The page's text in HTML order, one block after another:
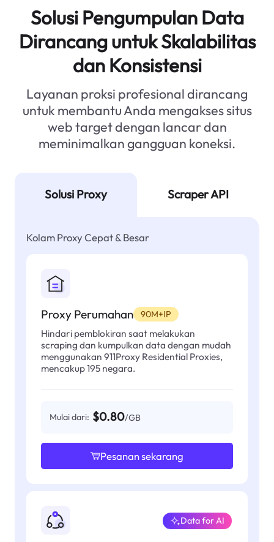
Solusi Pengumpulan Data
Dirancang untuk Skalabilitas
dan Konsistensi
Layanan proksi profesional dirancang
untuk membantu Anda mengakses situs
web target dengan lancar dan
meminimalkan gangguan koneksi.
Solusi Proxy Scraper API
Kolam Proxy Cepat & Besar
Proxy Perumahan 90M+IP
Hindari pemblokiran saat melakukan
scraping dan kumpulkan data dengan mudah
menggunakan 911Proxy Residential Proxies,
mencakup 195 negara.
Mulai dari: $0.80/GB
Pesanan sekarang
Data for AI